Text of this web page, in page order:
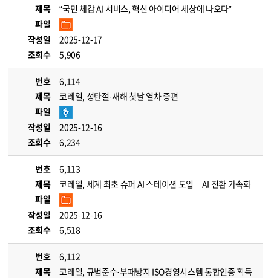
제목
“국민 체감 AI 서비스, 혁신 아이디어 세상에 나오다”
파일
작성일
2025-12-17
조회수
5,906
번호
6,114
제목
코레일, 성탄절·새해 첫날 열차 증편
파일
작성일
2025-12-16
조회수
6,234
번호
6,113
제목
코레일, 세계 최초 슈퍼 AI 스테이션 도입…AI 전환 가속화
파일
작성일
2025-12-16
조회수
6,518
번호
6,112
제목
코레일, 규범준수·부패방지 ISO경영시스템 통합인증 획득